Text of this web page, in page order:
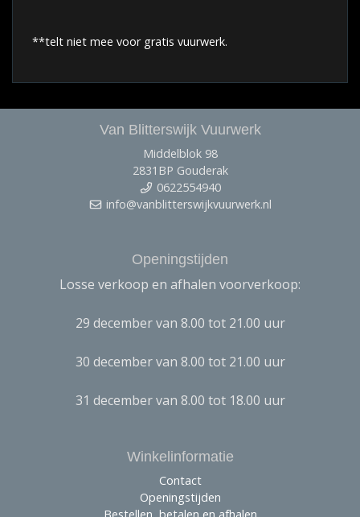
**telt niet mee voor gratis vuurwerk.
Van Blitterswijk Vuurwerk
Middelblok 98
2831BP Gouderak
0622554940
info@vanblitterswijkvuurwerk.nl
Openingstijden
Losse verkoop en afhalen voorverkoop:
29 december van 8.00 tot 21.00 uur
30 december van 8.00 tot 21.00 uur
31 december van 8.00 tot 18.00 uur
Winkelinformatie
Contact
Openingstijden